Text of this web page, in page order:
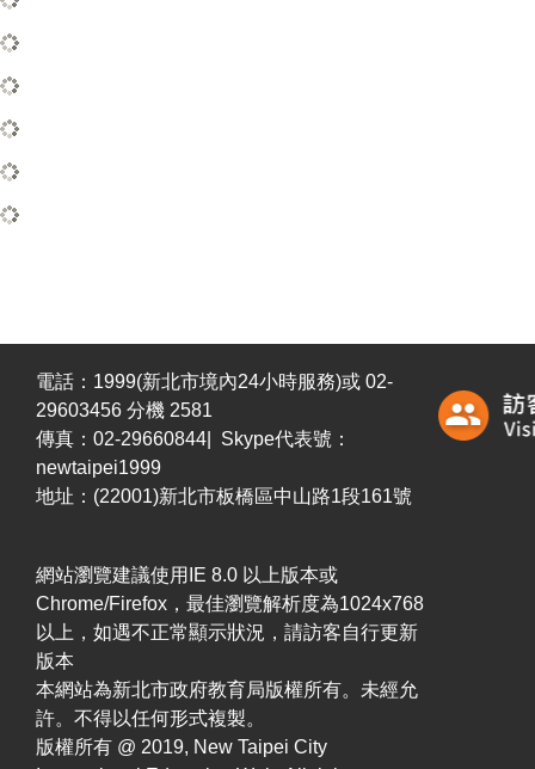
電話：1999(新北市境內24小時服務)或 02-
29603456 分機 2581
傳真：02-29660844| Skype代表號：
newtaipei1999
地址：(22001)新北市板橋區中山路1段161號
網站瀏覽建議使用IE 8.0 以上版本或
Chrome/Firefox，最佳瀏覽解析度為1024x768
以上，如遇不正常顯示狀況，請訪客自行更新
版本
本網站為新北市政府教育局版權所有。未經允
許。不得以任何形式複製。
版權所有 @ 2019, New Taipei City